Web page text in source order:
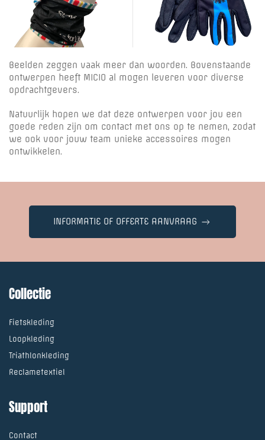
Beelden zeggen vaak meer dan woorden. Bovenstaande
ontwerpen heeft MICIO al mogen leveren voor diverse
opdrachtgevers.
Natuurlijk hopen we dat deze ontwerpen voor jou een
goede reden zijn om contact met ons op te nemen, zodat
we ook voor jouw team unieke accessoires mogen
ontwikkelen.
INFORMATIE OF OFFERTE AANVRAAG
Collectie
Fietskleding
Loopkleding
Triathlonkleding
Reclametextiel
Support
Contact